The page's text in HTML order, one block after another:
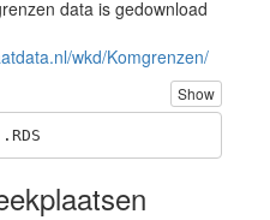
data is gedownload
wkd/Komgrenzen/
Show